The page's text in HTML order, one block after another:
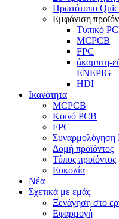
Πρωτότυπο
Εμφάνιση
Τυπικό
MCPCB
FPC
άκαμπτη-
ENEPIG
HDI
Ικανότητα
MCPCB
Κοινό PCB
FPC
Συναρμολόγηση
Δομή προϊόντος
Τύπος προϊόντος
Ευκολία
Νέα
Σχετικά με εμάς
Ξενάγηση στο
Εφαρμογή